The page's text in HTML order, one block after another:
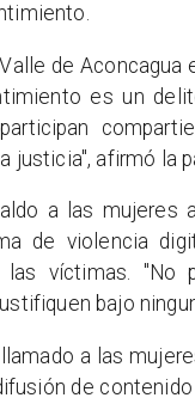
de
es un
justicia", afirmó la
a las mujeres
de violencia
las víctimas.
bajo
a las
de